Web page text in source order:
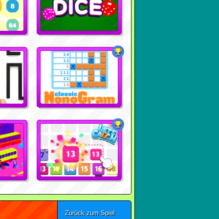
Zurück zum Spiel